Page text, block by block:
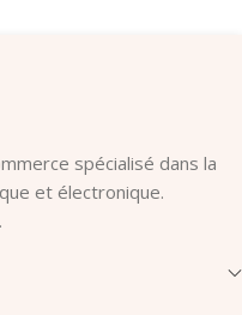
spécialisé dans la
et électronique.